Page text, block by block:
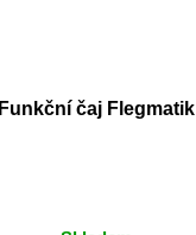
Funkční čaj Flegmatik